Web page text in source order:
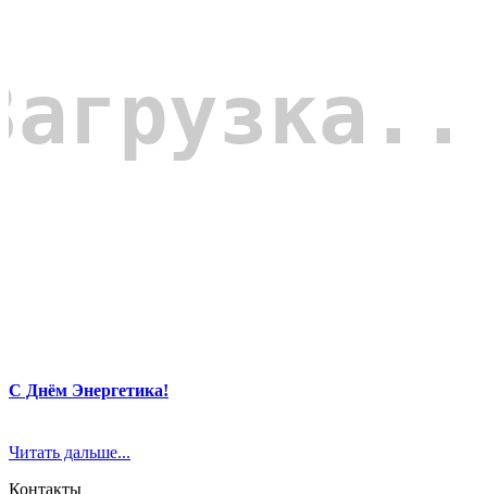
С Днём Энергетика!
Читать дальше...
Контакты